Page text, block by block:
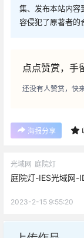
集、发布本站内容
容侵犯了原著者的
点点赞赏，手
还没有人赞赏，快
海报分享
光域网 庭院灯
庭院灯-IES光域网-
2023-2-15 9:55:20